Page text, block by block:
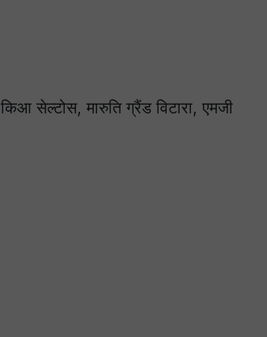
सेल्टोस, मारुति ग्रैंड विटारा, एमजी